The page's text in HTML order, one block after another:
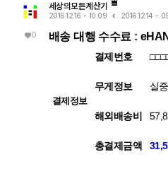
0
세상의모든계산기
2016.12.16 - 10:09 2016.12.14 -
배송 대행 수수료 :
결제정보
결제번호
무게정보 실
해외배송비
총결제금액